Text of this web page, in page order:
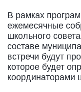
В рамках
ежемесячные
школьного
составе
встречи будут
которое будет
координаторами